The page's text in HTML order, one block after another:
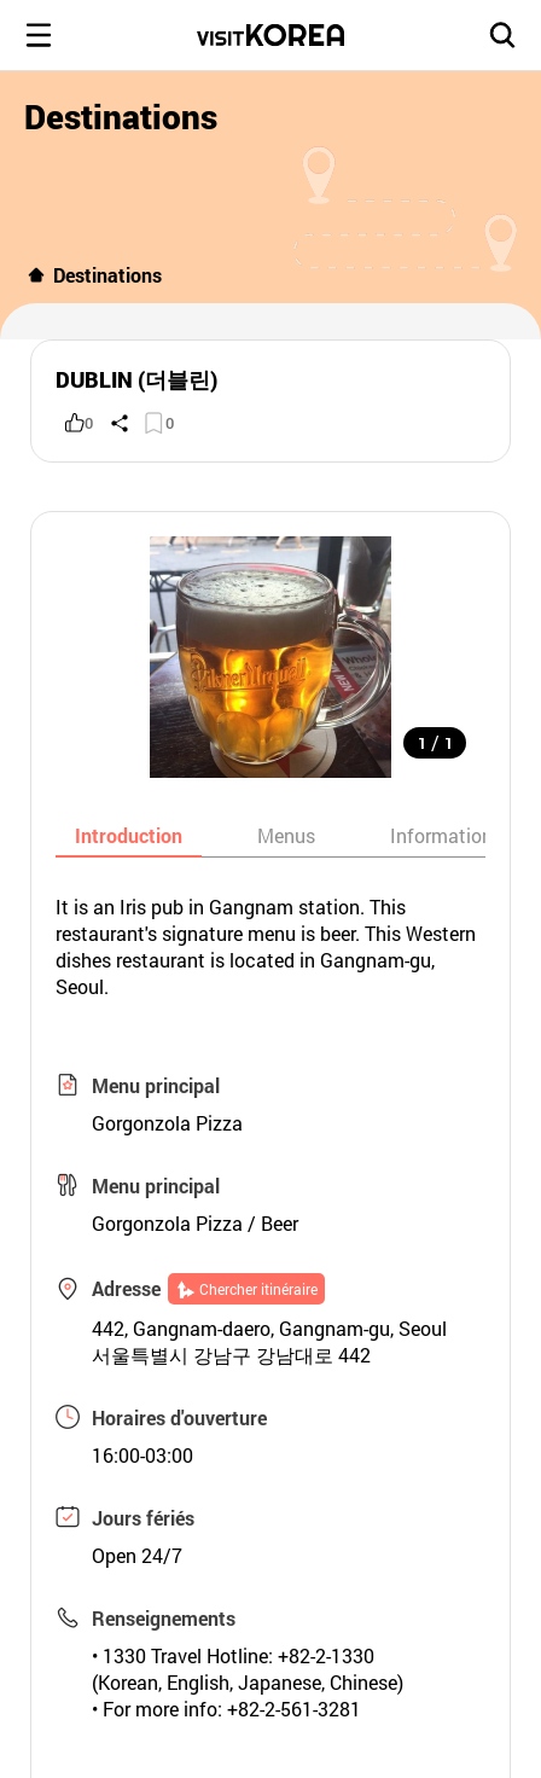
Destinations
Destinations
DUBLIN (더블린)
0 0
1 / 1
Introduction Menus Informations
It is an Iris pub in Gangnam station. This
restaurant's signature menu is beer. This Western
dishes restaurant is located in Gangnam-gu,
Seoul.
Menu principal
Gorgonzola Pizza
Menu principal
Gorgonzola Pizza / Beer
Adresse Chercher itinéraire
442, Gangnam-daero, Gangnam-gu, Seoul
서울특별시 강남구 강남대로 442
Horaires d'ouverture
16:00-03:00
Jours fériés
Open 24/7
Renseignements
• 1330 Travel Hotline: +82-2-1330
(Korean, English, Japanese, Chinese)
• For more info: +82-2-561-3281